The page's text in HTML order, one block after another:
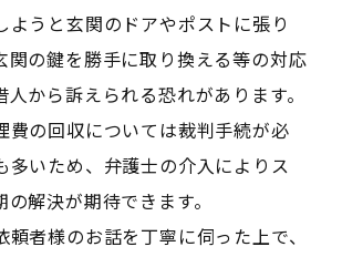
ようと玄関のドアやポストに張り
関の鍵を勝手に取り換える等の対応
から訴えられる恐れがあります。
費の回収については裁判手続が必
多いため、弁護士の介入によりス
解決が期待できます。
頼者様のお話を丁寧に伺った上で、